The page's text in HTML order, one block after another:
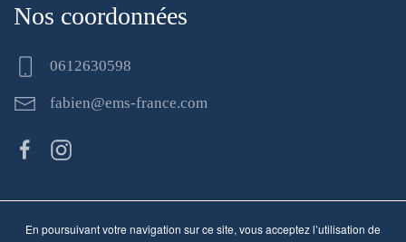
Nos coordonnées
0612630598
fabien@ems-france.com
En poursuivant votre navigation sur ce site, vous acceptez l’utilisation de